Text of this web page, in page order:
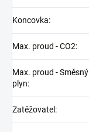
Koncovka:
Max. proud - CO2:
Max. proud - Směsný
plyn:
Zatěžovatel :